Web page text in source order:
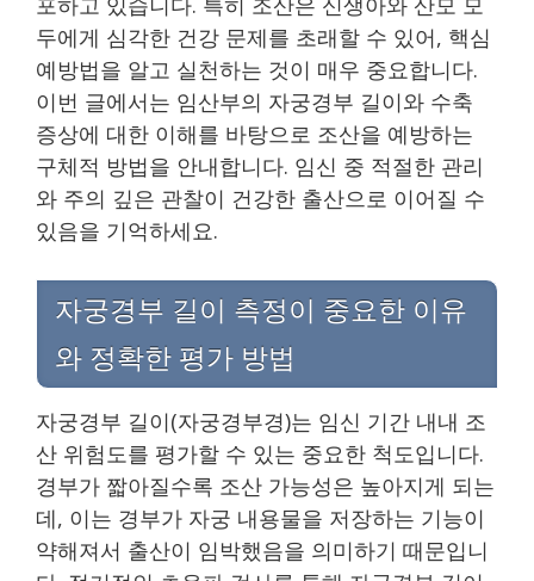
두에게 심각한 건강 문제를 초래할 수 있어, 핵심
예방법을 알고 실천하는 것이 매우 중요합니다.
이번 글에서는 임산부의 자궁경부 길이와 수축
증상에 대한 이해를 바탕으로 조산을 예방하는
구체적 방법을 안내합니다. 임신 중 적절한 관리
와 주의 깊은 관찰이 건강한 출산으로 이어질 수
있음을 기억하세요.
자궁경부 길이 측정이 중요한 이유
와 정확한 평가 방법
자궁경부 길이(자궁경부경)는 임신 기간 내내 조
산 위험도를 평가할 수 있는 중요한 척도입니다.
경부가 짧아질수록 조산 가능성은 높아지게 되는
데, 이는 경부가 자궁 내용물을 저장하는 기능이
약해져서 출산이 임박했음을 의미하기 때문입니